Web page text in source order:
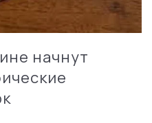
начнут